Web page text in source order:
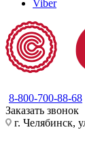
Viber
8-800-700-88-68
Заказать звонок
г. Челябинск,